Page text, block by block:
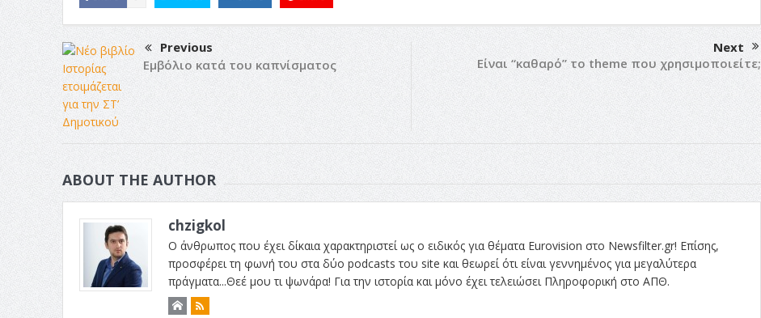
Previous
Εμβόλιο κατά του καπνίσματος
Next
Είναι “καθαρό” το theme που χρησιμοποιείτε;
ABOUT THE AUTHOR
chzigkol
Ο άνθρωπος που έχει δίκαια χαρακτηριστεί ως ο ειδικός για θέματα Eurovision στο Newsfilter.gr! Επίσης,
προσφέρει τη φωνή του στα δύο podcasts του site και θεωρεί ότι είναι γεννημένος για μεγαλύτερα
πράγματα...Θεέ μου τι ψωνάρα! Για την ιστορία και μόνο έχει τελειώσει Πληροφορική στο ΑΠΘ.